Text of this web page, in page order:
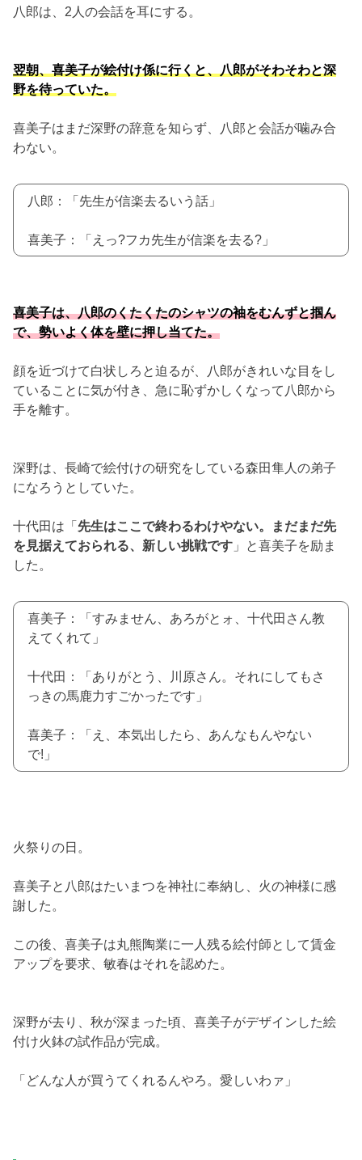
八郎は、2人の会話を耳にする。
翌朝、喜美子が絵付け係に行くと、八郎がそわそわと深
野を待っていた。
喜美子はまだ深野の辞意を知らず、八郎と会話が噛み合
わない。
八郎：「先生が信楽去るいう話」
喜美子：「えっ?フカ先生が信楽を去る?」
喜美子は、八郎のくたくたのシャツの袖をむんずと掴ん
で、勢いよく体を壁に押し当てた。
顔を近づけて白状しろと迫るが、八郎がきれいな目をし
ていることに気が付き、急に恥ずかしくなって八郎から
手を離す。
深野は、長崎で絵付けの研究をしている森田隼人の弟子
になろうとしていた。
十代田は「先生はここで終わるわけやない。まだまだ先
を見据えておられる、新しい挑戦です 」と喜美子を励ま
した。
喜美子：「すみません、あろがとォ、十代田さん教
えてくれて」
十代田：「ありがとう、川原さん。それにしてもさ
っきの馬鹿力すごかったです」
喜美子：「え、本気出したら、あんなもんやない
で!」
火祭りの日。
喜美子と八郎はたいまつを神社に奉納し、火の神様に感
謝した。
この後、喜美子は丸熊陶業に一人残る絵付師として賃金
アップを要求、敏春はそれを認めた。
深野が去り、秋が深まった頃、喜美子がデザインした絵
付け火鉢の試作品が完成。
「どんな人が買うてくれるんやろ。愛しいわァ」